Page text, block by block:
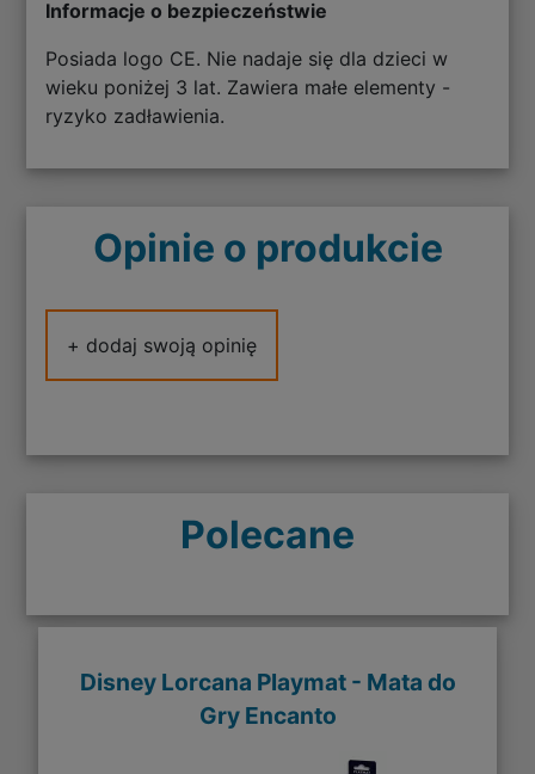
Informacje o bezpieczeństwie
Posiada logo CE. Nie nadaje się dla dzieci w
wieku poniżej 3 lat. Zawiera małe elementy -
ryzyko zadławienia.
Opinie o produkcie
+ dodaj swoją opinię
Polecane
Disney Lorcana Playmat - Mata do
Gry Encanto